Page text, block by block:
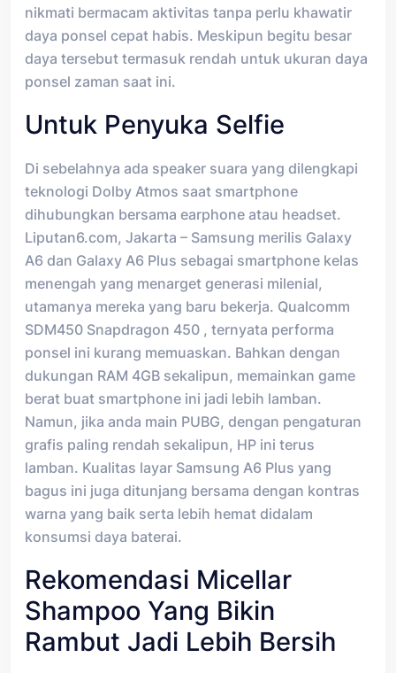
nikmati bermacam aktivitas tanpa perlu khawatir
daya ponsel cepat habis. Meskipun begitu besar
daya tersebut termasuk rendah untuk ukuran daya
ponsel zaman saat ini.
Untuk Penyuka Selfie
Di sebelahnya ada speaker suara yang dilengkapi
teknologi Dolby Atmos saat smartphone
dihubungkan bersama earphone atau headset.
Liputan6.com, Jakarta – Samsung merilis Galaxy
A6 dan Galaxy A6 Plus sebagai smartphone kelas
menengah yang menarget generasi milenial,
utamanya mereka yang baru bekerja. Qualcomm
SDM450 Snapdragon 450 , ternyata performa
ponsel ini kurang memuaskan. Bahkan dengan
dukungan RAM 4GB sekalipun, memainkan game
berat buat smartphone ini jadi lebih lamban.
Namun, jika anda main PUBG, dengan pengaturan
grafis paling rendah sekalipun, HP ini terus
lamban. Kualitas layar Samsung A6 Plus yang
bagus ini juga ditunjang bersama dengan kontras
warna yang baik serta lebih hemat didalam
konsumsi daya baterai.
Rekomendasi Micellar
Shampoo Yang Bikin
Rambut Jadi Lebih Bersih